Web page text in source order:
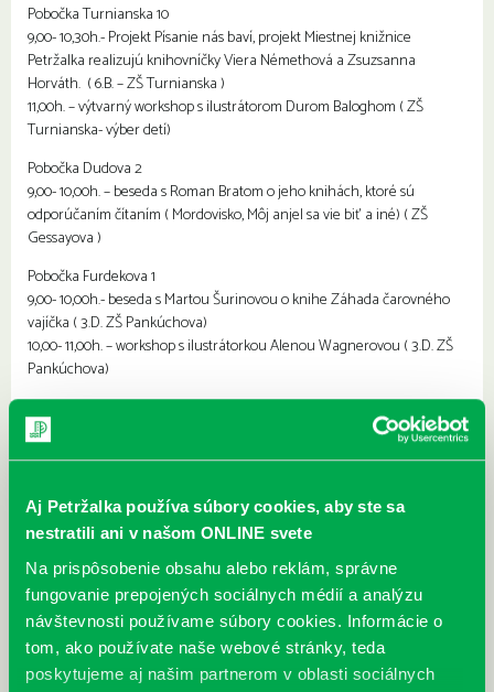
Aj Petržalka používa súbory cookies, aby ste sa
nestratili ani v našom ONLINE svete
Na prispôsobenie obsahu alebo reklám, správne
fungovanie prepojených sociálnych médií a analýzu
návštevnosti používame súbory cookies. Informácie o
tom, ako používate naše webové stránky, teda
poskytujeme aj našim partnerom v oblasti sociálnych
Pobočka Turnianska 10
9,00- 10,30h.- Projekt Písanie nás baví, projekt Miestnej knižnice
Petržalka realizujú knihovníčky Viera Némethová a Zsuzsanna
Horváth. ( 6.B. – ZŠ Turnianska )
11,00h. – výtvarný workshop s ilustrátorom Durom Baloghom ( ZŠ
Turnianska- výber detí)
Pobočka Dudova 2
9,00- 10,00h. – beseda s Roman Bratom o jeho knihách, ktoré sú
odporúčaním čítaním ( Mordovisko, Môj anjel sa vie biť a iné) ( ZŠ
Gessayova )
Pobočka Furdekova 1
9,00- 10,00h.- beseda s Martou Šurinovou o knihe Záhada čarovného
vajíčka ( 3.D. ZŠ Pankúchova)
10,00- 11,00h. – workshop s ilustrátorkou Alenou Wagnerovou ( 3.D. ZŠ
Pankúchova)
Pobočka Vyšehradská 27
10,30- beseda s Danou Hlavatou o jej knihách Zvedavé rozprávky a
Bájky pre malých aj veľkých ( ZŠ Holíčska )